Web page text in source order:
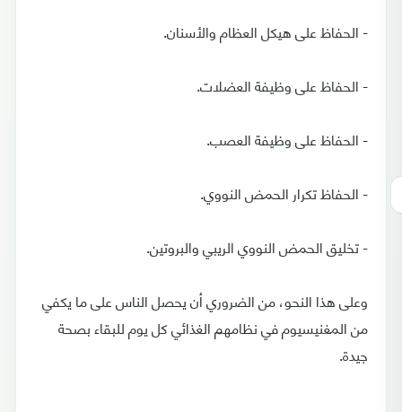
- الحفاظ على هيكل العظام والأسنان.
- الحفاظ على وظيفة العضلات.
- الحفاظ على وظيفة العصب.
- الحفاظ تكرار الحمض النووي.
- تخليق الحمض النووي الريبي والبروتين.
وعلى هذا النحو، من الضروري أن يحصل الناس على ما يكفي
من المغنيسيوم في نظامهم الغذائي كل يوم للبقاء بصحة
جيدة.